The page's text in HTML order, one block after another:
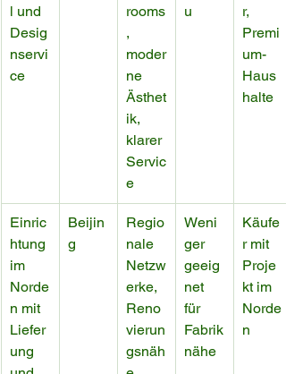
l und
Desig
nservi
ce
rooms
,
moder
ne
Ästhet
ik,
klarer
Servic
e
u
r,
Premi
um-
Haus
halte
Einric
htung
im
Norde
n mit
Liefer
ung
Beijin
g
Regio
nale
Netzw
erke,
Reno
vierun
gsnäh
Weni
ger
geeig
net
für
Fabrik
nähe
Käufe
r mit
Proje
kt im
Norde
n